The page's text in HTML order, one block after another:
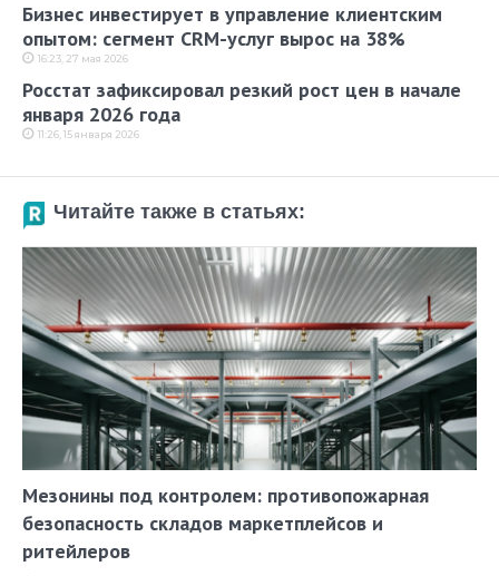
Бизнес инвестирует в управление клиентским
опытом: сегмент CRM-услуг вырос на 38%
16:23, 27 мая 2026
Росстат зафиксировал резкий рост цен в начале
января 2026 года
11:26, 15 января 2026
Читайте также в статьях:
Мезонины под контролем: противопожарная
безопасность складов маркетплейсов и
ритейлеров